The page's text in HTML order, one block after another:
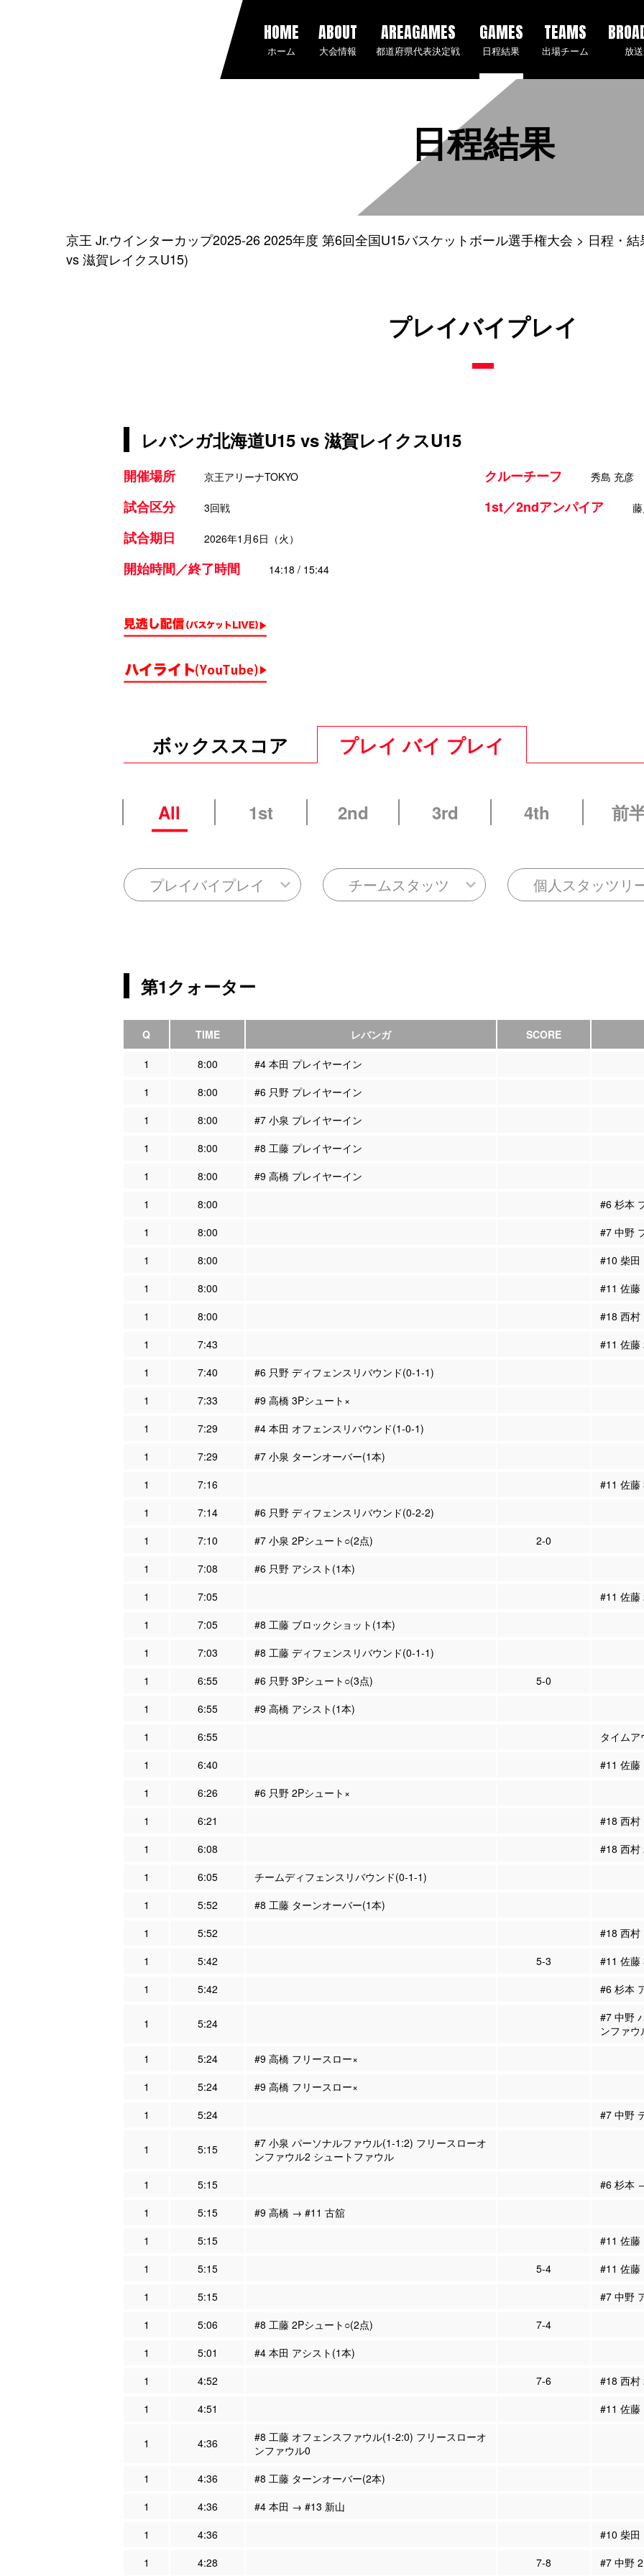
HOME
ホーム
ABOUT
大会情報
AREAGAMES
都道府県代表決定戦
GAMES
日程結果
TEAMS
出場チーム 放
日程結果
京王 Jr.ウインターカップ2025-26 2025年度 第6回全国U15バスケットボール選手権大会 日程・結
vs 滋賀レイクスU15)
プレイバイプレイ
レバンガ北海道U15 vs 滋賀レイクスU15
開催場所 京王アリーナTOKYO
試合区分 3回戦
試合期日 2026年1月6日（火）
開始時間／終了時間 14:18 / 15:44
クルーチーフ 秀島 充彦
1st／2ndアンパイア
ボックススコア プレイ バイ プレイ
All 1st 2nd 3rd 4th 前
プレイバイプレイ チームスタッツ 個人スタッツリ
第1クォーター
Q TIME レバンガ SCORE
1 8:00
#4 本田 プレイヤーイン
1
8:00
#6 只野 プレイヤーイン
1
8:00
#7 小泉 プレイヤーイン
1
8:00
#8 工藤 プレイヤーイン
1
8:00
#9 高橋 プレイヤーイン
1
8:00
#6 杉本
1
8:00
#7 中野
1
8:00
#10 柴田
1
8:00
#11 佐藤
1
8:00
#18 西村
1
7:43
#11 佐藤
1
7:40
#6 只野 ディフェンスリバウンド(0-1-1)
1
7:33
#9 高橋 3Pシュート×
1
7:29
#4 本田 オフェンスリバウンド(1-0-1)
1
7:29
#7 小泉 ターンオーバー(1本)
1
7:16
#11 佐藤
1
7:14
#6 只野 ディフェンスリバウンド(0-2-2)
1
7:10 #7 小泉 2Pシュート○(2点)
2-0
1
7:08
#6 只野 アシスト(1本)
1
7:05
#11 佐藤
1
7:05
#8 工藤 ブロックショット(1本)
1
7:03
#8 工藤 ディフェンスリバウンド(0-1-1)
1
6:55 #6 只野 3Pシュート○(3点)
5-0
1
6:55
#9 高橋 アシスト(1本)
1
6:55
タイムア
1
6:40
#11 佐藤
1
6:26
#6 只野 2Pシュート×
1
6:21
#18 西村
1
6:08
#18 西村
1
6:05
チームディフェンスリバウンド(0-1-1)
1
5:52
#8 工藤 ターンオーバー(1本)
1
5:52
#18 西村
1
5:42 5-3
#11 佐藤
1
5:42 #6 杉本
1 5:24
#7 中野
ンファ
1
5:24
#9 高橋 フリースロー×
1
5:24
#9 高橋 フリースロー×
1
5:24 #7 中野
1 5:15
#7 小泉 パーソナルファウル(1-1:2) フリースローオ
ンファウル2 シュートファウル
1
5:15
#6 杉本
1
5:15
#9 高橋 → #11 古舘
1
5:15
#11 佐藤
1
5:15 5-4
#11 佐藤
1
5:15
#7 中野
1
5:06 #8 工藤 2Pシュート○(2点)
7-4
1
5:01
#4 本田 アシスト(1本)
1
4:52 7-6
#18 西村
1
4:51 #11 佐藤
1 4:36
#8 工藤 オフェンスファウル(1-2:0) フリースローオ
ンファウル0
1
4:36
#8 工藤 ターンオーバー(2本)
1
4:36
#4 本田 → #13 新山
1
4:36
#10 柴
1
4:28 7-8 #7 中野